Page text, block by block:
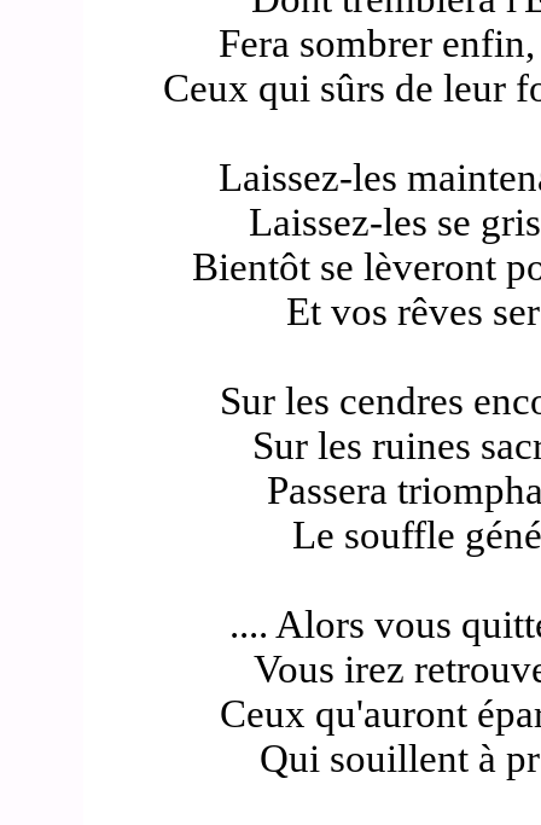
Fera sombrer
Ceux qui sûrs de leur
Laissez-les
Laissez-les se
Bientôt se lèveront
Et vos rêves
Sur les cendres
Sur les ruines
Passera
Le souffle
.... Alors vous
Vous irez
Ceux qu'auront
Qui souillent à